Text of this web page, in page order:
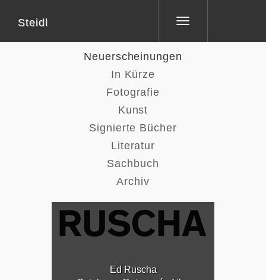
Toggle
Steidl
Neuerscheinungen
In Kürze
Fotografie
Kunst
Signierte Bücher
Literatur
Sachbuch
Archiv
Ed Ruscha